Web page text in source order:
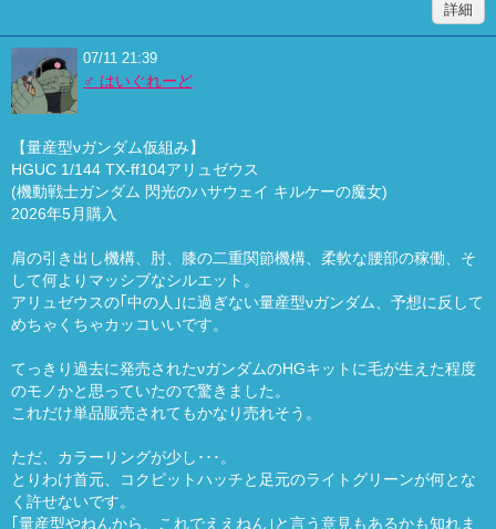
詳細
07/11 21:39
♂ はいぐれーど
【量産型νガンダム仮組み】
HGUC 1/144 TX-ff104アリュゼウス
(機動戦士ガンダム 閃光のハサウェイ キルケーの魔女)
2026年5月購入
肩の引き出し機構、肘、膝の二重関節機構、柔軟な腰部の稼働、そ
して何よりマッシブなシルエット。
アリュゼウスの｢中の人｣に過ぎない量産型νガンダム、予想に反して
めちゃくちゃカッコいいです。
てっきり過去に発売されたνガンダムのHGキットに毛が生えた程度
のモノかと思っていたので驚きました。
これだけ単品販売されてもかなり売れそう。
ただ、カラーリングが少し･･･。
とりわけ首元、コクピットハッチと足元のライトグリーンが何とな
く許せないです。
｢量産型やねんから、これでええねん｣と言う意見もあるかも知れま